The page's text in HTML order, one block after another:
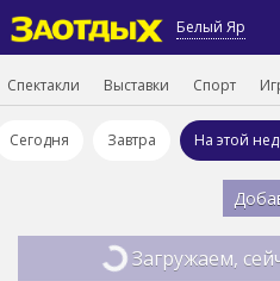
Белый Яр
Спектакли Выставки Спорт
Сегодня Завтра На этой
Загружаем,